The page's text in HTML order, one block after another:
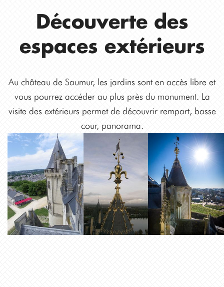
Découverte des
espaces extérieurs
Au château de Saumur, les jardins sont en accès libre et
vous pourrez accéder au plus près du monument. La
visite des extérieurs permet de découvrir rempart, basse
cour, panorama.